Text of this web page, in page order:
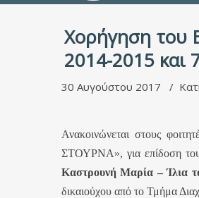
Χορήγηση του
2014-2015 και
30 Αυγούστου 2017
Ανακοινώνεται στους
ΣΤΟΥΡΝΑ», για επίδοση
Καστρουνή Μαρία – Ίλια
δικαιούχου από το Τμήμα